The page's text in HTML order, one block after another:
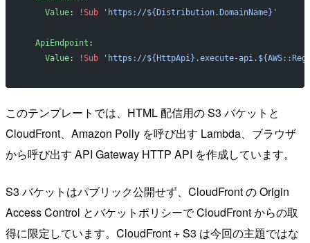
    Value
: !Sub 'https://${Distribution.DomainName}'
  ApiEndpoint
:
    Value
: !Sub 'https://${HttpApi}.execute-
このテンプレートでは、HTML 配信用の S3 バケットと
CloudFront、Amazon Polly を呼び出す Lambda、ブラウザ
から呼び出す API Gateway HTTP API を作成しています。
S3 バケットはパブリック公開せず、CloudFront の Origin
Access Control とバケットポリシーで CloudFront からの取
得に限定しています。CloudFront + S3 は今回の主題ではな